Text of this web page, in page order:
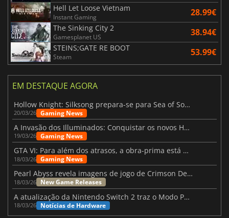
Hell Let Loose Vietnam
Instant Gaming 28.99€
The Sinking City 2
Gamesplanet US 38.94€
STEINS;GATE RE BOOT
Steam 53.99€
EM DESTAQUE AGORA
Hollow Knight: Silksong prepara-se para Sea of Sorrow com um patch
20/03/26 Gaming News
A Invasão dos Illuminados: Conquistar os novos Helldivers 2 Atualização!
19/03/26 Gaming News
GTA VI: Para além dos atrasos, a obra-prima está quase a chegar
18/03/26 Gaming News
Pearl Abyss revela imagens de jogo de Crimson Desert para a PS5
18/03/26 New Game Releases
A atualização da Nintendo Switch 2 traz o Modo Portátil aos jogos mais antigos da Switch
18/03/26 Notícias de Hardware